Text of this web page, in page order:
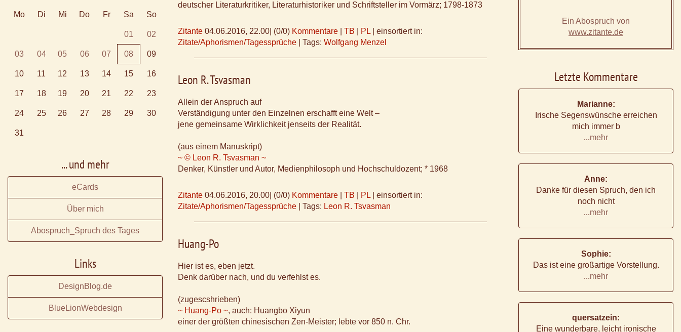
deutscher Literaturkritiker, Literaturhistoriker und Schriftsteller im Vormärz; 1798-1873
Zitante 04.06.2016, 22.00 (0/0) Kommentare TB PL
einsortiert in:
Zitate/Aphorismen/Tagessprüche
Tags: Wolfgang Menzel
Leon R. Tsvasman
Allein der Anspruch auf
Verständigung unter den Einzelnen erschafft eine Welt –
jene gemeinsame Wirklichkeit jenseits der Realität.
(aus einem Manuskript)
~ © Leon R. Tsvasman ~
Denker, Künstler und Autor, Medienphilosoph und Hochschuldozent; * 1968
Zitante 04.06.2016, 20.00 (0/0) Kommentare TB PL
einsortiert in:
Zitate/Aphorismen/Tagessprüche
Tags: Leon R. Tsvasman
Huang-Po
Hier ist es, eben jetzt.
Denk darüber nach, und du verfehlst es.
(zugescshrieben)
~ Huang-Po ~, auch: Huangbo Xiyun
einer der größten chinesischen Zen-Meister; lebte vor 850 n. Chr.
Mo Di Mi Do Fr Sa So
01 02
03 04 05 06 07 08 09
10 11 12 13 14 15 16
17 18 19 20 21 22 23
24 25 26 27 28 29 30
31
... und mehr
eCards
Über mich
Abospruch_Spruch des Tages
Links
DesignBlog.de
BlueLionWebdesign
Ein Abospruch von
www.zitante.de
Letzte Kommentare
Marianne:
Irische Segenswünsche erreichen
mich immer b
...mehr
Anne:
Danke für diesen Spruch, den ich
noch nicht
...mehr
Sophie:
Das ist eine großartige Vorstellung.
...mehr
quersatzein:
Eine wunderbare, leicht ironische